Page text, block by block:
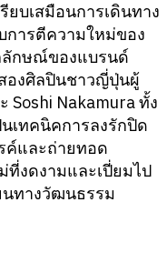
ยบเสมือนการเดินทาง
ารตีความใหม่ของ
ลักษณ์ของแบรนด์
องศิลปินชาวญี่ปุ่นผู้
Soshi Nakamura ทั้ง
เทคนิคการลงรักปิด
ค์และถ่ายทอด
งดงามและเปี่ยมไป
ทางวัฒนธรรม